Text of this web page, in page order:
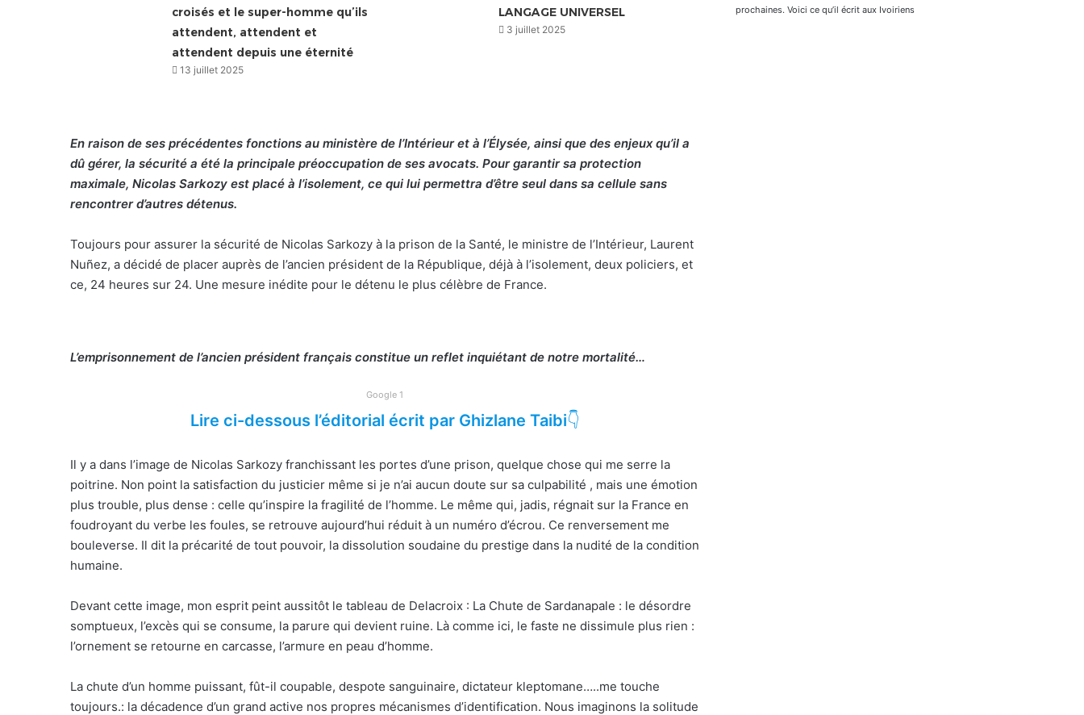
croisés et le super-homme qu’ils
attendent, attendent et
attendent depuis une éternité
13 juillet 2025
LANGAGE UNIVERSEL
3 juillet 2025
En raison de ses précédentes fonctions au ministère de l’Intérieur et à l’Élysée, ainsi que des enjeux qu’il a
dû gérer, la sécurité a été la principale préoccupation de ses avocats. Pour garantir sa protection
maximale, Nicolas Sarkozy est placé à l’isolement, ce qui lui permettra d’être seul dans sa cellule sans
rencontrer d’autres détenus.
Toujours pour assurer la sécurité de Nicolas Sarkozy à la prison de la Santé, le ministre de l’Intérieur, Laurent
Nuñez, a décidé de placer auprès de l’ancien président de la République, déjà à l’isolement, deux policiers, et
ce, 24 heures sur 24. Une mesure inédite pour le détenu le plus célèbre de France.
L’emprisonnement de l’ancien président français constitue un reflet inquiétant de notre mortalité…
Google 1
Lire ci-dessous l’éditorial écrit par Ghizlane Taibi👇
Il y a dans l’image de Nicolas Sarkozy franchissant les portes d’une prison, quelque chose qui me serre la
poitrine. Non point la satisfaction du justicier même si je n’ai aucun doute sur sa culpabilité , mais une émotion
plus trouble, plus dense : celle qu’inspire la fragilité de l’homme. Le même qui, jadis, régnait sur la France en
foudroyant du verbe les foules, se retrouve aujourd’hui réduit à un numéro d’écrou. Ce renversement me
bouleverse. Il dit la précarité de tout pouvoir, la dissolution soudaine du prestige dans la nudité de la condition
humaine.
Devant cette image, mon esprit peint aussitôt le tableau de Delacroix : La Chute de Sardanapale : le désordre
somptueux, l’excès qui se consume, la parure qui devient ruine. Là comme ici, le faste ne dissimule plus rien :
l’ornement se retourne en carcasse, l’armure en peau d’homme.
La chute d’un homme puissant, fût-il coupable, despote sanguinaire, dictateur kleptomane…..me touche
toujours.: la décadence d’un grand active nos propres mécanismes d’identification. Nous imaginons la solitude
prochaines. Voici ce qu’il écrit aux Ivoiriens